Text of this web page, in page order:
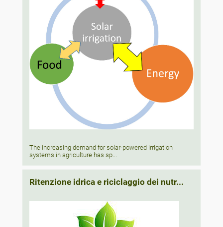
The increasing demand for solar-powered irrigation
systems in agriculture has sp...
Ritenzione idrica e riciclaggio dei nutr...